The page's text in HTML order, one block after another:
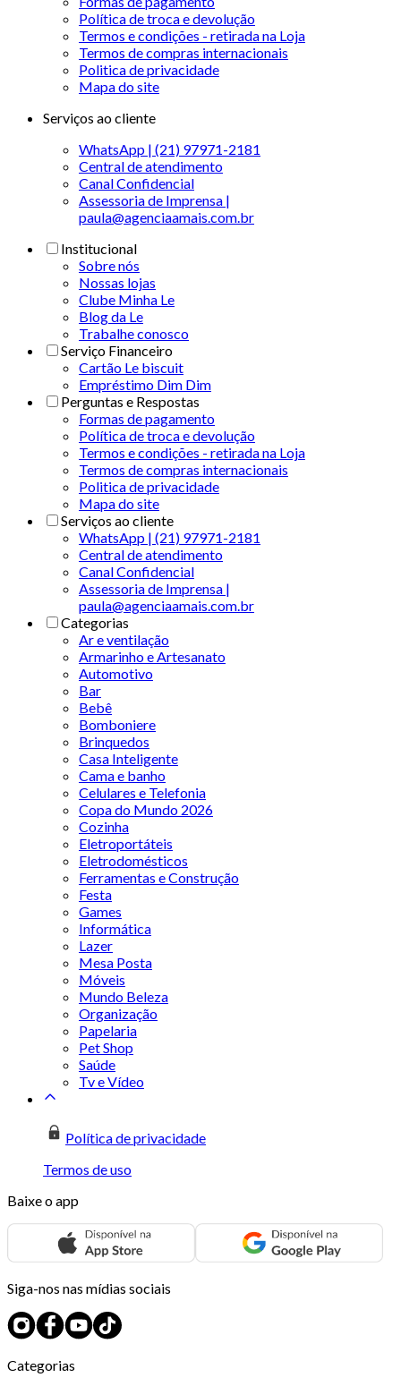
Política de troca e devolução
Termos e condições - retirada na Loja
Termos de compras internacionais
Politica de privacidade
Mapa do site
Serviços ao cliente
WhatsApp | (21) 97971-2181
Central de atendimento
Canal Confidencial
Assessoria de Imprensa |
paula@agenciaamais.com.br
Institucional
Sobre nós
Nossas lojas
Clube Minha Le
Blog da Le
Trabalhe conosco
Serviço Financeiro
Cartão Le biscuit
Empréstimo Dim Dim
Perguntas e Respostas
Formas de pagamento
Política de troca e devolução
Termos e condições - retirada na Loja
Termos de compras internacionais
Politica de privacidade
Mapa do site
Serviços ao cliente
WhatsApp | (21) 97971-2181
Central de atendimento
Canal Confidencial
Assessoria de Imprensa |
paula@agenciaamais.com.br
Categorias
Ar e ventilação
Armarinho e Artesanato
Automotivo
Bar
Bebê
Bomboniere
Brinquedos
Casa Inteligente
Cama e banho
Celulares e Telefonia
Copa do Mundo 2026
Cozinha
Eletroportáteis
Eletrodomésticos
Ferramentas e Construção
Festa
Games
Informática
Lazer
Mesa Posta
Móveis
Mundo Beleza
Organização
Papelaria
Pet Shop
Saúde
Tv e Vídeo
Política de privacidade
Termos de uso
Baixe o app
Siga-nos nas mídias sociais
Categorias